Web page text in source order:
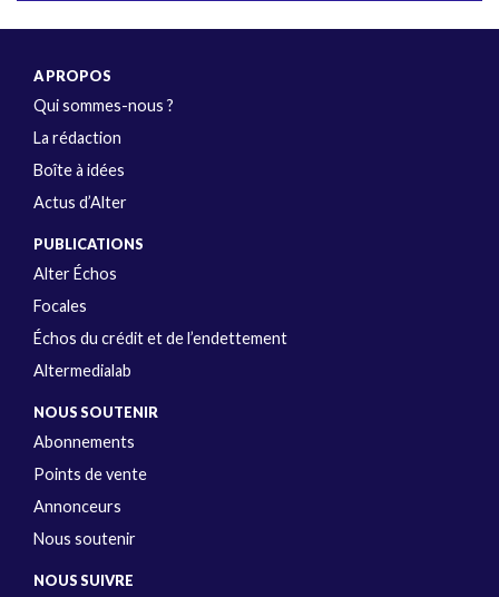
A PROPOS
Qui sommes-nous ?
La rédaction
Boîte à idées
Actus d’Alter
PUBLICATIONS
Alter Échos
Focales
Échos du crédit et de l’endettement
Altermedialab
NOUS SOUTENIR
Abonnements
Points de vente
Annonceurs
Nous soutenir
NOUS SUIVRE